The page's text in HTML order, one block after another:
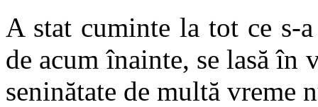
A stat cuminte la tot ce s-
de acum înainte, se lasă în
seninătate de multă